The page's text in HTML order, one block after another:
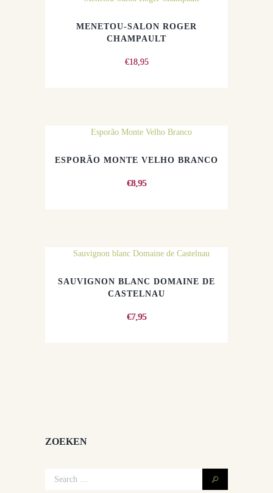
MENETOU-SALON ROGER
CHAMPAULT
€18,95
ESPORÃO MONTE VELHO BRANCO
€8,95
SAUVIGNON BLANC DOMAINE DE
CASTELNAU
€7,95
ZOEKEN